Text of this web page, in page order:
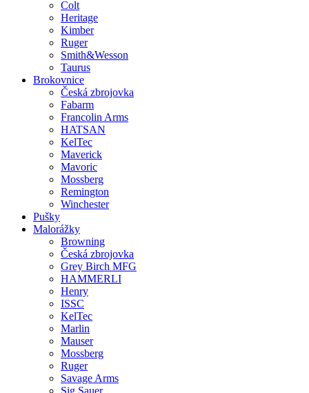
Colt
Heritage
Kimber
Ruger
Smith&Wesson
Taurus
Brokovnice
Česká zbrojovka
Fabarm
Francolin Arms
HATSAN
KelTec
Maverick
Mavoric
Mossberg
Remington
Winchester
Pušky
Malorážky
Browning
Česká zbrojovka
Grey Birch MFG
HAMMERLI
Henry
ISSC
KelTec
Marlin
Mauser
Mossberg
Ruger
Savage Arms